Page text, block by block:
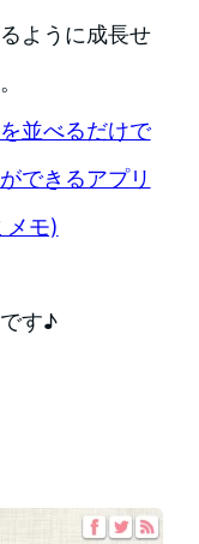
ように成長せ
並べるだけで
できるアプリ
メモ)
す♪